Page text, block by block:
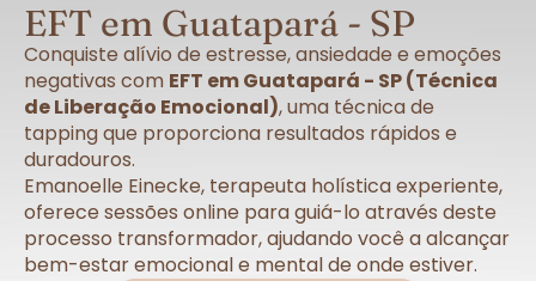
EFT em Guatapará - SP
Conquiste alívio de estresse, ansiedade e emoções
negativas com EFT em Guatapará - SP (Técnica
de Liberação Emocional), uma técnica de
tapping que proporciona resultados rápidos e
duradouros.
Emanoelle Einecke, terapeuta holística experiente,
oferece sessões online para guiá-lo através deste
processo transformador, ajudando você a alcançar
bem-estar emocional e mental de onde estiver.